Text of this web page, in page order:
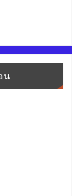
น